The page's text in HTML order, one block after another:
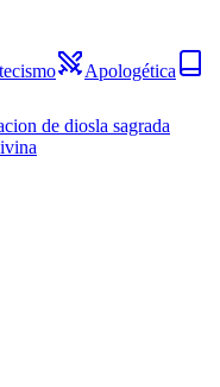
Apologética
de diosla sagrada